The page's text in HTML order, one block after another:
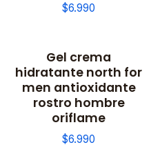
$6.990
Gel crema
hidratante north for
men antioxidante
rostro hombre
oriflame
$6.990